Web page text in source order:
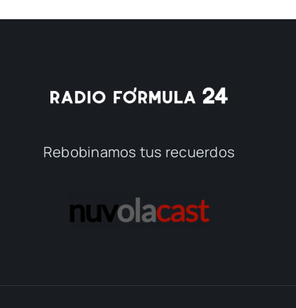
Rebobinamos tus recuerdos